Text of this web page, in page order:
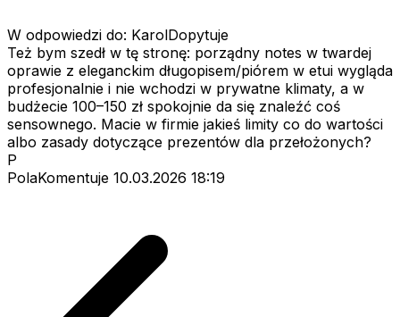
W odpowiedzi do: KarolDopytuje
Też bym szedł w tę stronę: porządny notes w twardej
oprawie z eleganckim długopisem/piórem w etui wygląda
profesjonalnie i nie wchodzi w prywatne klimaty, a w
budżecie 100–150 zł spokojnie da się znaleźć coś
sensownego. Macie w firmie jakieś limity co do wartości
albo zasady dotyczące prezentów dla przełożonych?
P
PolaKomentuje 10.03.2026 18:19